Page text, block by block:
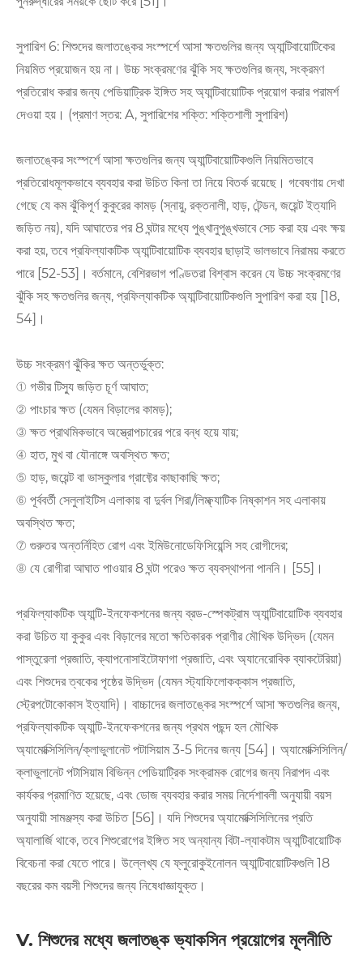
সুপারিশ 6: শিশুদের জলাতঙ্কের সংস্পর্শে আসা ক্ষতগুলির জন্য অ্যান্টিবায়োটিকের
নিয়মিত প্রয়োজন হয় না। উচ্চ সংক্রমণের ঝুঁকি সহ ক্ষতগুলির জন্য, সংক্রমণ
প্রতিরোধ করার জন্য পেডিয়াট্রিক ইঙ্গিত সহ অ্যান্টিবায়োটিক প্রয়োগ করার পরামর্শ
দেওয়া হয়। (প্রমাণ স্তর: A, সুপারিশের শক্তি: শক্তিশালী সুপারিশ)
জলাতঙ্কের সংস্পর্শে আসা ক্ষতগুলির জন্য অ্যান্টিবায়োটিকগুলি নিয়মিতভাবে
প্রতিরোধমূলকভাবে ব্যবহার করা উচিত কিনা তা নিয়ে বিতর্ক রয়েছে। গবেষণায় দেখা
গেছে যে কম ঝুঁকিপূর্ণ কুকুরের কামড় (স্নায়ু, রক্তনালী, হাড়, টেন্ডন, জয়েন্ট ইত্যাদি
জড়িত নয়), যদি আঘাতের পর 8 ঘন্টার মধ্যে পুঙ্খানুপুঙ্খভাবে সেচ করা হয় এবং ক্ষয়
করা হয়, তবে প্রফিল্যাকটিক অ্যান্টিবায়োটিক ব্যবহার ছাড়াই ভালভাবে নিরাময় করতে
পারে [52-53]। বর্তমানে, বেশিরভাগ পণ্ডিতরা বিশ্বাস করেন যে উচ্চ সংক্রমণের
ঝুঁকি সহ ক্ষতগুলির জন্য, প্রফিল্যাকটিক অ্যান্টিবায়োটিকগুলি সুপারিশ করা হয় [18,
54]।
উচ্চ সংক্রমণ ঝুঁকির ক্ষত অন্তর্ভুক্ত:
① গভীর টিস্যু জড়িত চূর্ণ আঘাত;
② পাংচার ক্ষত (যেমন বিড়ালের কামড়);
③ ক্ষত প্রাথমিকভাবে অস্ত্রোপচারের পরে বন্ধ হয়ে যায়;
④ হাত, মুখ বা যৌনাঙ্গে অবস্থিত ক্ষত;
⑤ হাড়, জয়েন্ট বা ভাস্কুলার গ্রাফ্টের কাছাকাছি ক্ষত;
⑥ পূর্ববর্তী সেলুলাইটিস এলাকায় বা দুর্বল শিরা/লিম্ফ্যাটিক নিষ্কাশন সহ এলাকায়
অবস্থিত ক্ষত;
⑦ গুরুতর অন্তর্নিহিত রোগ এবং ইমিউনোডেফিসিয়েন্সি সহ রোগীদের;
⑧ যে রোগীরা আঘাত পাওয়ার 8 ঘন্টা পরেও ক্ষত ব্যবস্থাপনা পাননি। [55]।
প্রফিল্যাকটিক অ্যান্টি-ইনফেকশনের জন্য ব্রড-স্পেকট্রাম অ্যান্টিবায়োটিক ব্যবহার
করা উচিত যা কুকুর এবং বিড়ালের মতো ক্ষতিকারক প্রাণীর মৌখিক উদ্ভিদ (যেমন
পাস্তুরেলা প্রজাতি, ক্যাপনোসাইটোফাগা প্রজাতি, এবং অ্যানেরোবিক ব্যাকটেরিয়া)
এবং শিশুদের ত্বকের পৃষ্ঠের উদ্ভিদ (যেমন স্ট্যাফিলোকক্কাস প্রজাতি,
স্ট্রেপটোকোকাস ইত্যাদি)। বাচ্চাদের জলাতঙ্কের সংস্পর্শে আসা ক্ষতগুলির জন্য,
প্রফিল্যাকটিক অ্যান্টি-ইনফেকশনের জন্য প্রথম পছন্দ হল মৌখিক
অ্যামোক্সিসিলিন/ক্লাভুলানেট পটাসিয়াম 3-5 দিনের জন্য [54]। অ্যামোক্সিসিলিন/
ক্লাভুলানেট পটাসিয়াম বিভিন্ন পেডিয়াট্রিক সংক্রামক রোগের জন্য নিরাপদ এবং
কার্যকর প্রমাণিত হয়েছে, এবং ডোজ ব্যবহার করার সময় নির্দেশাবলী অনুযায়ী বয়স
অনুযায়ী সামঞ্জস্য করা উচিত [56]। যদি শিশুদের অ্যামোক্সিসিলিনের প্রতি
অ্যালার্জি থাকে, তবে শিশুরোগের ইঙ্গিত সহ অন্যান্য বিটা-ল্যাকটাম অ্যান্টিবায়োটিক
বিবেচনা করা যেতে পারে। উল্লেখ্য যে ফ্লুরোকুইনোলন অ্যান্টিবায়োটিকগুলি 18
বছরের কম বয়সী শিশুদের জন্য নিষেধাজ্ঞাযুক্ত।
V. শিশুদের মধ্যে জলাতঙ্ক ভ্যাকসিন প্রয়োগের মূলনীতি